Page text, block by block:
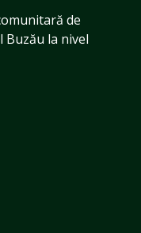
de
la nivel